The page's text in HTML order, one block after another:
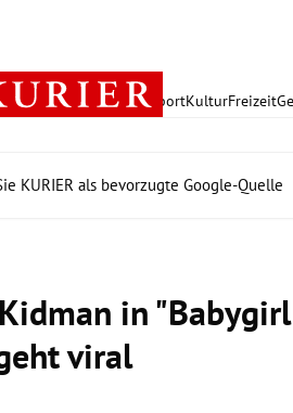
PolitikWirtschaft SportKulturFreizeit
KURIER als bevorzugte Google-Quelle
in
viral